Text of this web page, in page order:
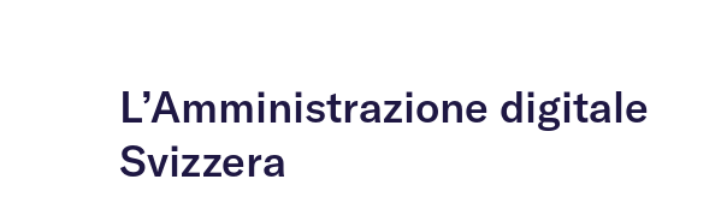
L’Amministrazione digitale
Svizzera